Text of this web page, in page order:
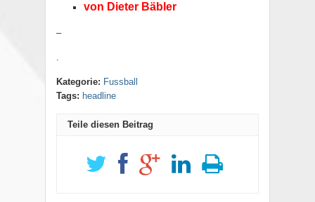
von Dieter Bäbler
–
.
Kategorie: Fussball
Tags: headline
Teile diesen Beitrag